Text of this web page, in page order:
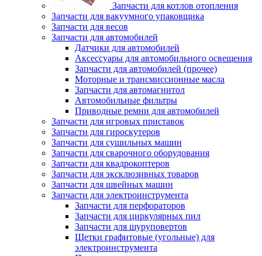
Запчасти для котлов отопления
Запчасти для вакуумного упаковщика
Запчасти для весов
Запчасти для автомобилей
Датчики для автомобилей
Аксессуары для автомобильного освещения
Запчасти для автомобилей (прочее)
Моторные и трансмиссионные масла
Запчасти для автомагнитол
Автомобильные фильтры
Приводные ремни для автомобилей
Запчасти для игровых приставок
Запчасти для гироскутеров
Запчасти для сушильных машин
Запчасти для сварочного оборудования
Запчасти для квадрокоптеров
Запчасти для эксклюзивных товаров
Запчасти для швейных машин
Запчасти для электроинструмента
Запчасти для перфораторов
Запчасти для циркулярных пил
Запчасти для шуруповертов
Щетки графитовые (угольные) для
электроинструмента